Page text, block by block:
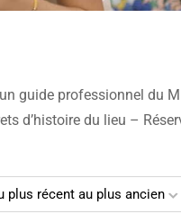
guide professionnel du
d’histoire du lieu –